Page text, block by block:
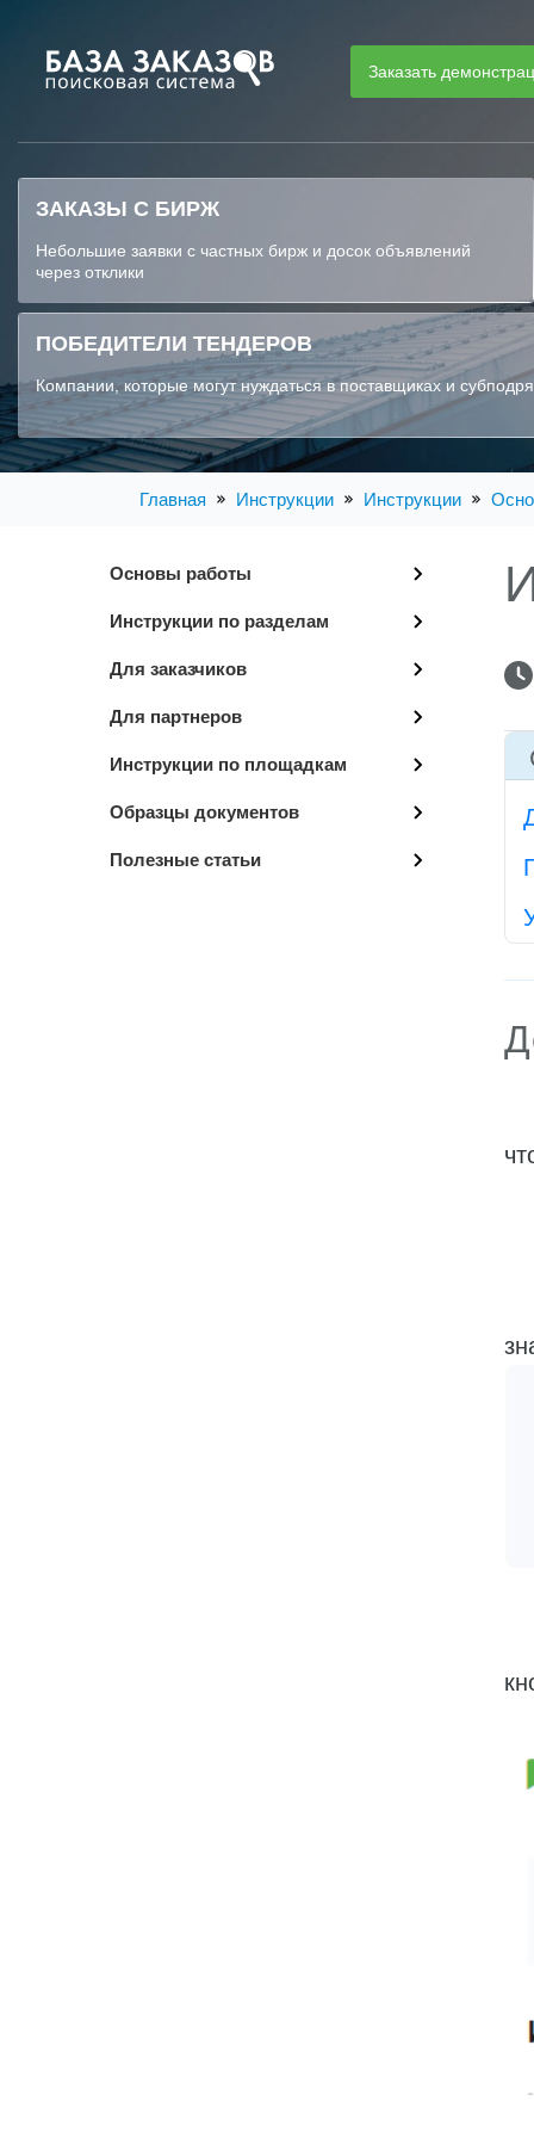
Заказать
ЗАКАЗЫ С БИРЖ
Небольшие заявки с частных бирж и досок объявлений
через отклики
ПОБЕДИТЕЛИ ТЕНДЕРОВ
Компании, которые могут нуждаться в поставщиках и
Главная Инструкции Инструкции
Основы работы
Инструкции по разделам
Для заказчиков
Для партнеров
Инструкции по площадкам
Образцы документов
Полезные статьи